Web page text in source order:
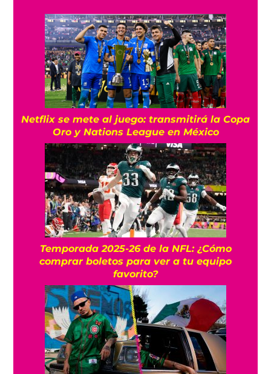
Netflix se mete al juego: transmitirá la Copa
Oro y Nations League en México
Temporada 2025-26 de la NFL: ¿Cómo
comprar boletos para ver a tu equipo
favorito?